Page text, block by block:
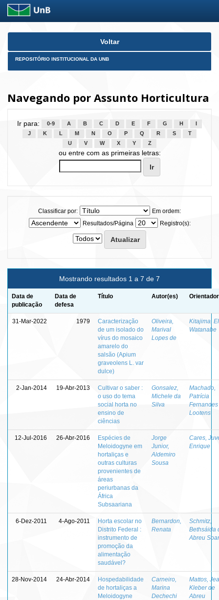
Skip
Voltar
REPOSITÓRIO INSTITUCIONAL DA UNB
Navegando por Assunto Horticultura
Ir para: 0-9 A B C D E F G H
J
K L M N O P Q R S
T
U
V W X Y Z
ou entre com as primeiras letras:
Classificar por:
Em ordem:
Resultados/Página
Registro(s):
Mostrando resultados 1 a 7 de 7
Data de
publicação
Data de
defesa
Título Autor(es)
31-Mar-2022 1979
Caracterização
de um isolado do
vírus do mosaico
amarelo do
salsão (Apium
graveolens L. var
dulce)
Oliveira,
Marival
Lopes de
Kitajima,
Watanabe
2-Jan-2014 19-Abr-2013
Cultivar o saber :
o uso do tema
social horta no
ensino de
ciências
Gonsalez,
Michele da
Silva
Machado,
Patrícia
Fernandes
Lootens
12-Jul-2016 26-Abr-2016
Espécies de
Meloidogyne em
hortaliças e
outras culturas
provenientes de
áreas
periurbanas da
África
Subsaariana
Jorge
Junior,
Aldemiro
Sousa
Cares,
Enrique
6-Dez-2011 4-Ago-2011
Horta escolar no
Distrito Federal :
instrumento de
promoção da
alimentação
saudável?
Bernardon,
Renata
Schmitz,
Bethsáida
Abreu
28-Nov-2014 24-Abr-2014
Hospedabilidade
de hortaliças a
Meloidogyne
Carneiro,
Marina
Dechechi
Mattos,
Kleber de
Abreu